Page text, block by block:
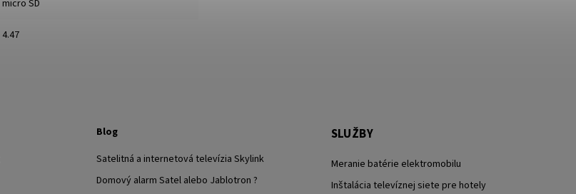
micro SD
4.47
Blog
Satelitná a internetová televízia Skylink
Domový alarm Satel alebo Jablotron ?
SLUŽBY
Meranie batérie elektromobilu
Inštalácia televíznej siete pre hotely